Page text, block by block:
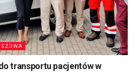
transportu pacjentów w